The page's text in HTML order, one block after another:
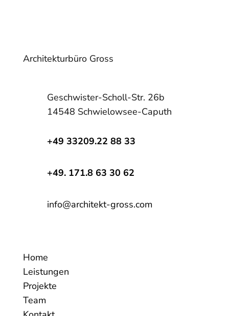
Architekturbüro Gross
Geschwister-Scholl-Str. 26b
14548 Schwielowsee-Caputh
+49 33209.22 88 33
+49. 171.8 63 30 62
info@architekt-gross.com
Home
Leistungen
Projekte
Team